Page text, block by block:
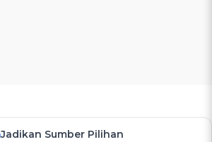
Jadikan Sumber Pilihan